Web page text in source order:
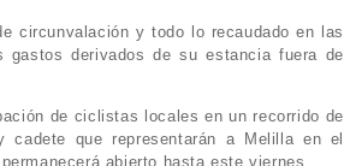
circunvalación y todo lo recaudado en las
derivados de su estancia fuera de
de ciclistas locales en un recorrido de
que representarán a Melilla en el
abierto hasta este viernes.